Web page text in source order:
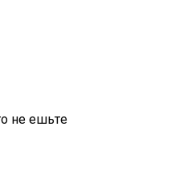
не ешьте